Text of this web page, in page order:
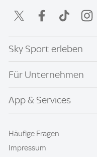
Sky Sport erleben
Für Unternehmen
App & Services
Häufige Fragen
Impressum